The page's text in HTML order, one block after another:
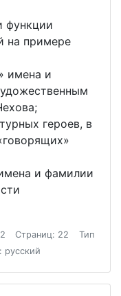
функции
на примере
имена и
героев, в
и фамилии
Страниц: 22
Тип
русский